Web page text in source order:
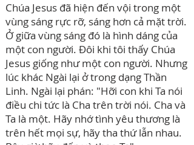
Chúa Jesus đã hiện đến vội trong một
vùng sáng rực rỡ, sáng hơn cả mặt trời.
Ở giữa vùng sáng đó là hình dáng của
một con người. Đôi khi tôi thấy Chúa
Jesus giống như một con người. Nhưng
lúc khác Ngài lại ở trong dạng Thần
Linh. Ngài lại phán: "Hỡi con khi Ta nói
điều chi tức là Cha trên trời nói. Cha và
Ta là một. Hãy nhớ tình yêu thương là
trên hết mọi sự, hãy tha thứ lẫn nhau.